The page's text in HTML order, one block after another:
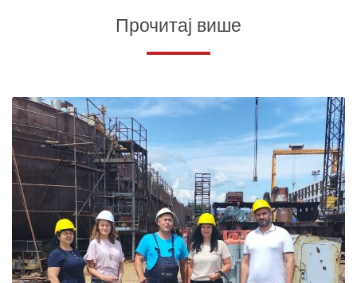
Прочитај више